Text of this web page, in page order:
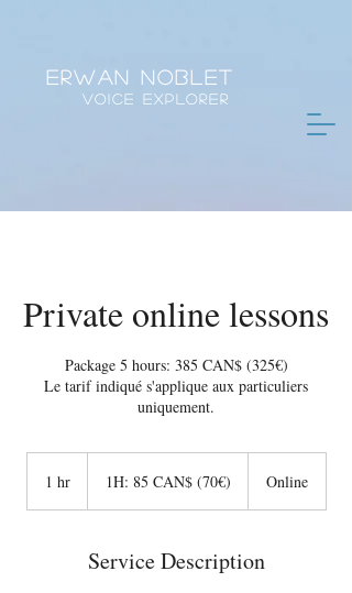
Erwan Noblet
Voice Explorer
Private online lessons
Package 5 hours: 385 CAN$ (325€)
Le tarif indiqué s'applique aux particuliers
uniquement.
1 hr1
CAN$1H: 85 CAN$ (70€) Online
Service Description